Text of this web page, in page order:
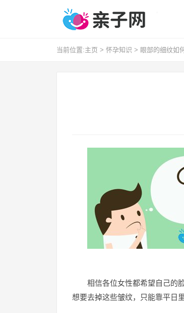
当前位置:主页 > 怀孕知识 > 眼部的细纹如
相信各位女性都希望自己的
想要去掉这些皱纹，只能靠平日